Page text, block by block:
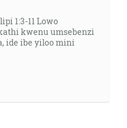
1:3-11 Lowo
kwenu umsebenzi
ide ibe yiloo mini